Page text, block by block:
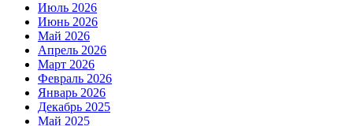
Июль 2026
Июнь 2026
Май 2026
Апрель 2026
Март 2026
Февраль 2026
Январь 2026
Декабрь 2025
Май 2025